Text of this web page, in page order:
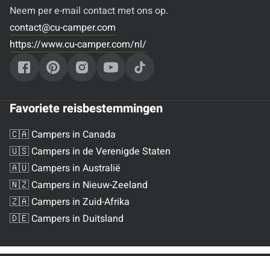
Neem per e-mail contact met ons op.
contact@cu-camper.com
https://www.cu-camper.com/nl/
Favoriete reisbestemmingen
🇨🇦 Campers in Canada
🇺🇸 Campers in de Verenigde Staten
🇦🇺 Campers in Australië
🇳🇿 Campers in Nieuw-Zeeland
🇿🇦 Campers in Zuid-Afrika
🇩🇪 Campers in Duitsland